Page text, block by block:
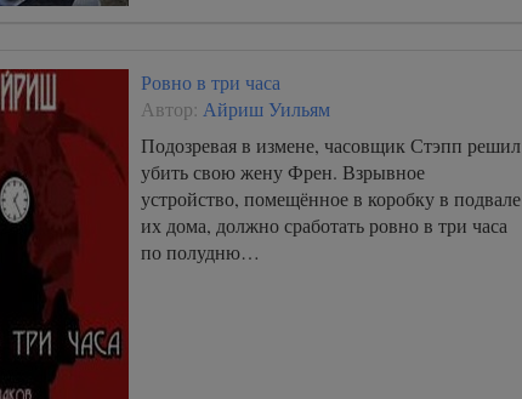
Ровно в три часа
Автор: Айриш Уильям
Подозревая в измене, часовщик Стэпп решил
убить свою жену Френ. Взрывное
устройство, помещённое в коробку в подвале
их дома, должно сработать ровно в три часа
по полудню…